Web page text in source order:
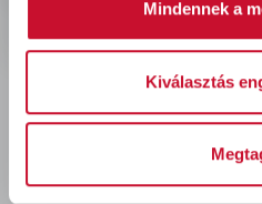
Mindennek a
Kiválasztás
facebook